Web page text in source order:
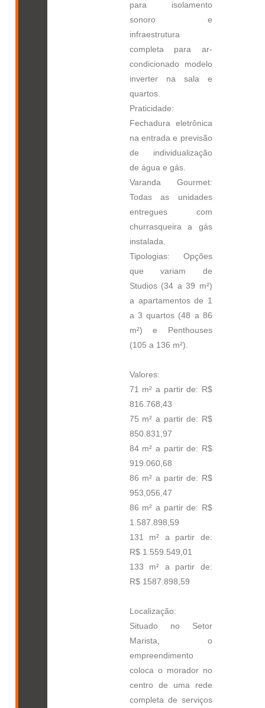
para isolamento
sonoro e
infraestrutura
completa para ar-
condicionado modelo
inverter na sala e
quartos.
Praticidade:
Fechadura eletrônica
na entrada e previsão
de individualização
de água e gás.
Varanda Gourmet:
Todas as unidades
entregues com
churrasqueira a gás
instalada.
Tipologias: Opções
que variam de
Studios (34 a 39 m²)
a apartamentos de 1
a 3 quartos (48 a 86
m²) e Penthouses
(105 a 136 m²).
Valores:
71 m² a partir de: R$
816.768,43
75 m² a partir de: R$
850.831,97
84 m² a partir de: R$
919.060,68
86 m² a partir de: R$
953,056,47
86 m² a partir de: R$
1.587.898,59
131 m² a partir de:
R$ 1.559.549,01
133 m² a partir de:
R$ 1587.898,59
Localização:
Situado no Setor
Marista, o
empreendimento
coloca o morador no
centro de uma rede
completa de serviços